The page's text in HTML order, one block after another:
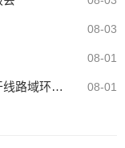
08-03
08-01
全县生活垃圾分类工作提质增效暨国省干线路域环境整治工作现场会召开 08-01
告 07-31
08-05
考察公告
“抓拍”！